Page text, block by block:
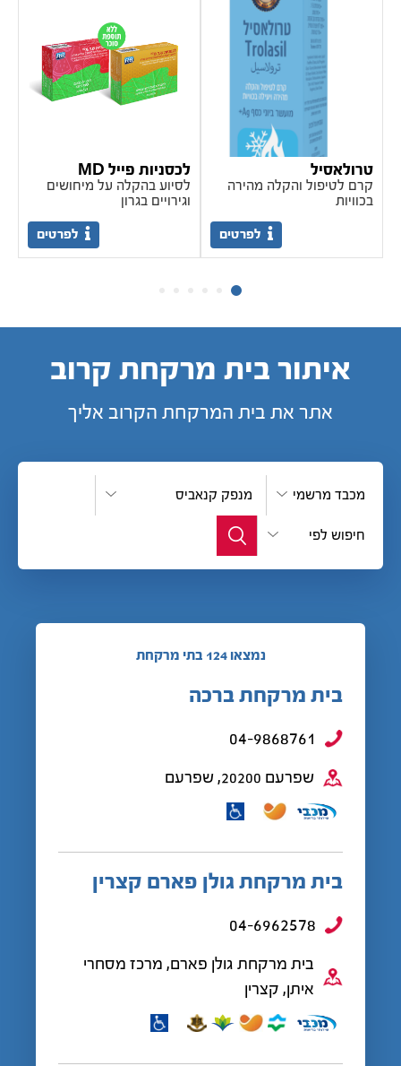
טרולאסיל
קרם לטיפול והקלה מהירה
בכוויות
לפרטים
לכסניות פייל MD
לסיוע בהקלה על מיחושים
וגירויים בגרון
לפרטים
איתור בית מרקחת קרוב
אתר את בית המרקחת הקרוב אליך
מכבד מרשמי מנפק קנאביס
חיפוש לפי
נמצאו 124 בתי מרקחת
בית מרקחת ברכה
04-9868761
שפרעם 20200, שפרעם
בית מרקחת גולן פארם קצרין
04-6962578
בית מרקחת גולן פארם, מרכז מסחרי
איתן, קצרין